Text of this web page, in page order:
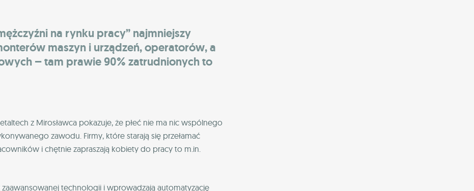
na rynku pracy” najmniejszy
maszyn i urządzeń, operatorów, a
– tam prawie 90% zatrudnionych to
z Mirosławca pokazuje, że płeć nie ma nic wspólnego
zawodu. Firmy, które starają się przełamać
i chętnie zapraszają kobiety do pracy to m.in.
zaawansowanej technologii i wprowadzają automatyzację